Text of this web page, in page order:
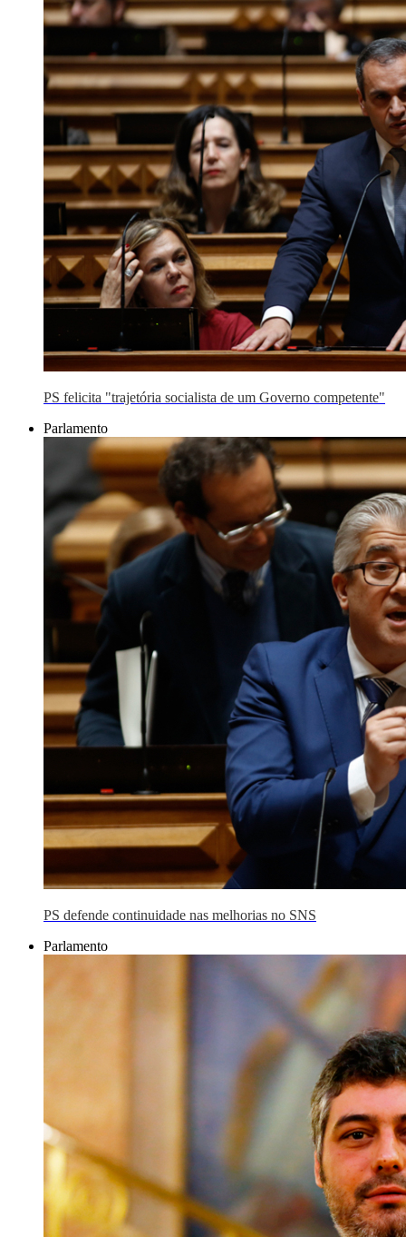
PS felicita "trajetória socialista de um Governo competente"
Parlamento
PS defende continuidade nas melhorias no SNS
Parlamento